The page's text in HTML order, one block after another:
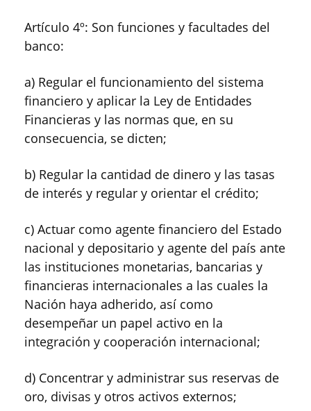
Artículo 4º: Son funciones y facultades del
banco:
a) Regular el funcionamiento del sistema
financiero y aplicar la Ley de Entidades
Financieras y las normas que, en su
consecuencia, se dicten;
b) Regular la cantidad de dinero y las tasas
de interés y regular y orientar el crédito;
c) Actuar como agente financiero del Estado
nacional y depositario y agente del país ante
las instituciones monetarias, bancarias y
financieras internacionales a las cuales la
Nación haya adherido, así como
desempeñar un papel activo en la
integración y cooperación internacional;
d) Concentrar y administrar sus reservas de
oro, divisas y otros activos externos;